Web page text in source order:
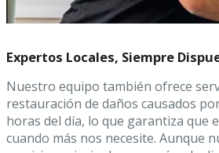
Expertos Locales, Siempre
Nuestro equipo también ofrece
restauración de daños causados
horas del día, lo que garantiza que
cuando más nos necesite. Aunque